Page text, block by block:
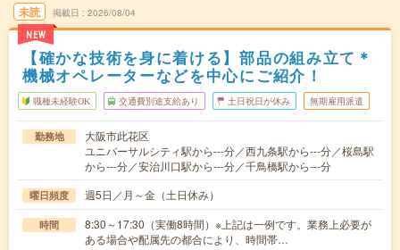
未読
NEW
掲載日 2026/08/04
【確かな技術を身に着ける】部品の組み立て＊
機械オペレーターなどを中心にご紹介！
職種未経験OK 交通費別途支給あり 土日祝日が休み 無期雇用派遣
勤務地
大阪市此花区
ユニバーサルシティ駅から---分／西九条駅から---分／桜島駅
から---分／安治川口駅から---分／千鳥橋駅から---分
曜日頻度 週5日／月～金（土日休み）
時間
8:30～17:30（実働8時間）※上記は一例です。業務上必要が
ある場合や配属先の都合により、時間帯…